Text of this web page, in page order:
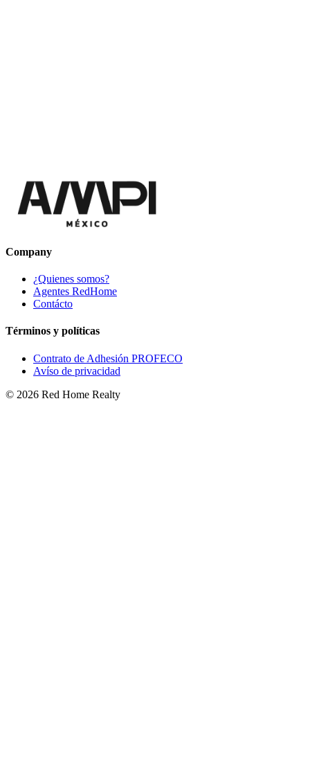
Company
¿Quienes somos?
Agentes RedHome
Contácto
Términos y políticas
Contrato de Adhesión PROFECO
Avíso de privacidad
© 2026 Red Home Realty